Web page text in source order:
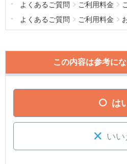
よくあるご質問 ご利用料金
よくあるご質問
ご利用料金
この内容は参考に
は
いい